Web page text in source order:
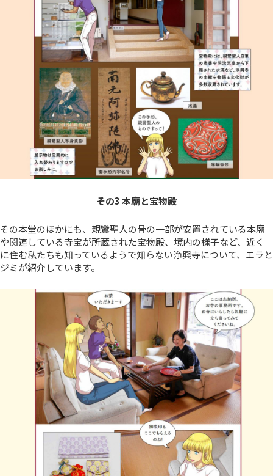
その3 本廟と宝物殿
その本堂のほかにも、親鸞聖人の骨の一部が安置されている本廟
や関連している寺宝が所蔵された宝物殿、境内の様子など、近く
に住む私たちも知っているようで知らない浄興寺について、エラと
ジミが紹介しています。